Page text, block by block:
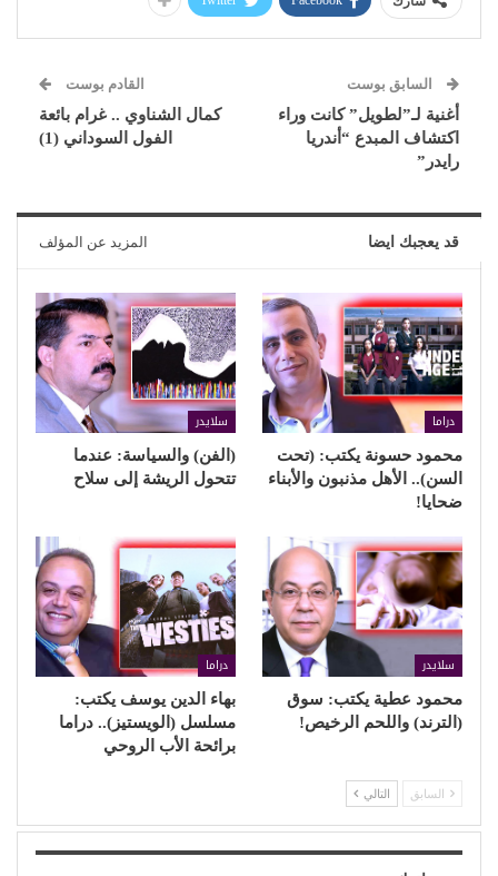
(صوت هند رجب) و(وين
ياخدنا الري) يفوزان بثلاث
جوائز بمهرجان سينيميد
31 أكتوبر، 2025
في "سلايدر"
(المستعمرة) ينافس في
المسابقة الرسمية بالدورة
17 أكتوبر، 2025
(بوسي).. صاحبة الضحكة
الأنثوية المجلجلة (2)
في "جميلات الفن"
شارك Facebook
Twitter
السابق بوست
أغنية لـ”لطويل” كانت وراء
اكتشاف المبدع “أندريا
رايدر”
القادم بوست
كمال الشناوي .. غرام بائعة
الفول السوداني (1)
قد يعجبك ايضا